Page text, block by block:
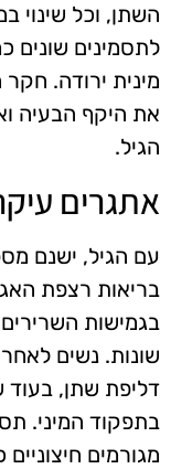
השתן, וכל שינוי
לתסמינים שונים
מינית ירודה.
את היקף הבעיה
הגיל.
אתגרים עיקריים
עם הגיל, ישנם
בריאות רצפת האגן.
בגמישות
שונות. נשים
דליפת שתן, בעוד
בתפקוד המיני.
מגורמים